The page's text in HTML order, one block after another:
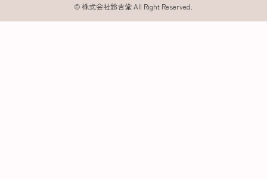
©株式会社鈴吉堂 All Right Reserved.